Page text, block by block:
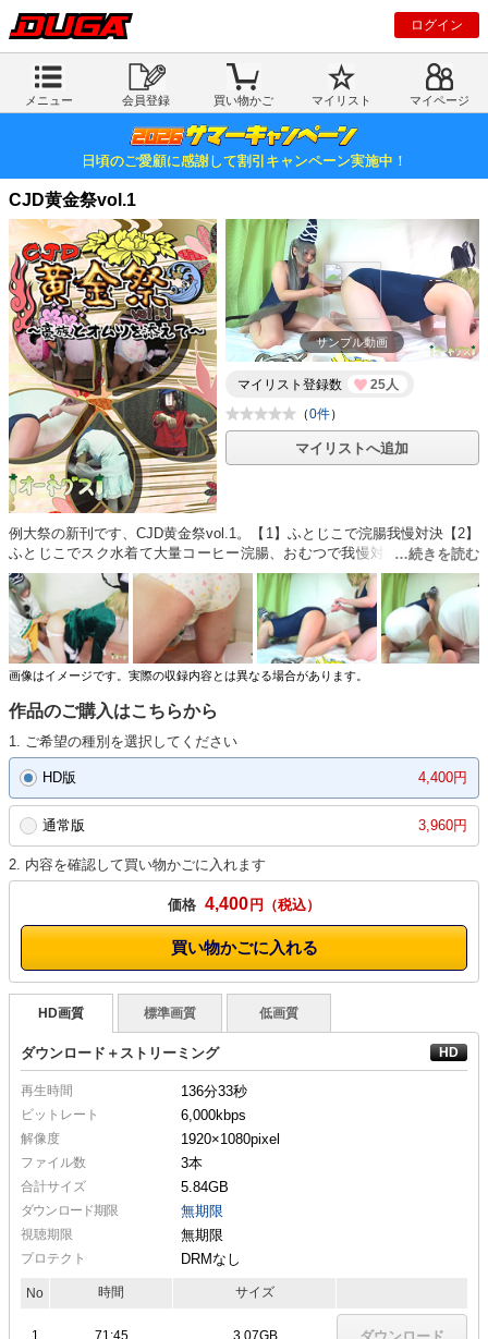
ログイン
メニュー 会員登録 買い物かご マイリスト マイページ
日頃のご愛顧に感謝して割引キャンペーン実施中！
CJD黄金祭vol.1
サンプル動画
マイリスト登録数
25人
（0件）
マイリストへ追加
例大祭の新刊です、CJD黄金祭vol.1。【1】ふとじこで浣腸我慢対決【2】
ふとじこでスク水着て大量コーヒー浣腸、おむつで我慢対決【3】豪族凶
器乱舞、集団で浣腸おむつお漏らし【4】にゃんにゃんの芳香ちゃんトイ
レ奮闘記【5】椛に浣腸しておむつ脱糞させてみた…を収録。（同人サー
クル）
画像はイメージです。実際の収録内容とは異なる場合があります。
作品のご購入はこちらから
1. ご希望の種別を選択してください
HD版 4,400円
通常版 3,960円
2. 内容を確認して買い物かごに入れます
価格 4,400 円
買い物かごに入れる
HD画質 標準画質 低画質
ダウンロード＋ストリーミング
再生時間 136分33秒
ビットレート 6,000kbps
解像度 1920×1080pixel
ファイル数 3本
合計サイズ 5.84GB
ダウンロード期限 無期限
視聴期限 無期限
プロテクト DRMなし
No 時間 サイズ
1 71:45 3.07GB